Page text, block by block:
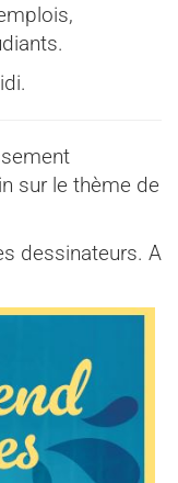
sur le thème de
dessinateurs. A